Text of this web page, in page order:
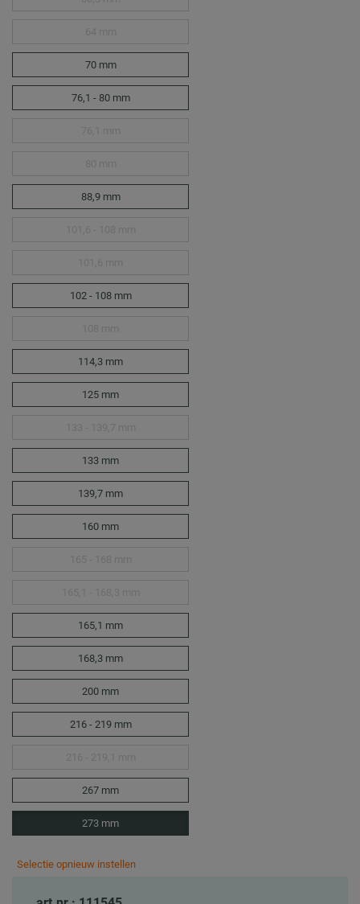
70 mm
76,1 - 80 mm
88,9 mm
102 - 108 mm
114,3 mm
125 mm
133 mm
139,7 mm
160 mm
165,1 mm
168,3 mm
200 mm
216 - 219 mm
267 mm
273 mm
Selectie opnieuw instellen